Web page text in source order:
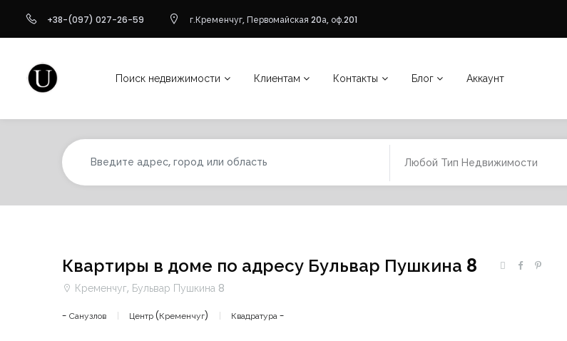
+38-(097) 027-26-59 г.Кременчуг, Первомайская 20а, оф.201
Поиск недвижимости Клиентам Контакты Блог Аккаунт
Любой Тип Недвижимости
Квартиры в доме по адресу Бульвар Пушкина 8
Кременчуг, Бульвар Пушкина 8
- Санузлов Центр (Кременчуг) Квадратура -